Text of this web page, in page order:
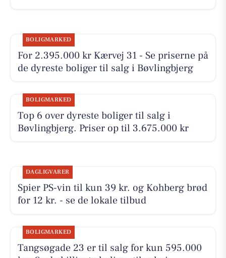
BOLIGMARKED
For 2.395.000 kr Kærvej 31 - Se priserne på
de dyreste boliger til salg i Bøvlingbjerg
BOLIGMARKED
Top 6 over dyreste boliger til salg i
Bøvlingbjerg. Priser op til 3.675.000 kr
DAGLIGVARER
Spier PS-vin til kun 39 kr. og Kohberg brød
for 12 kr. - se de lokale tilbud
BOLIGMARKED
Tangsøgade 23 er til salg for kun 595.000